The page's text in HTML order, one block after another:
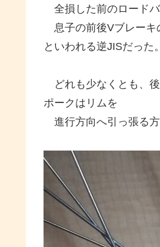
全損した前のロード
息子の前後Vブレーキ
といわれる逆JISだった。
どれも少なくとも、
ポークはリムを
進行方向へ引っ張る方